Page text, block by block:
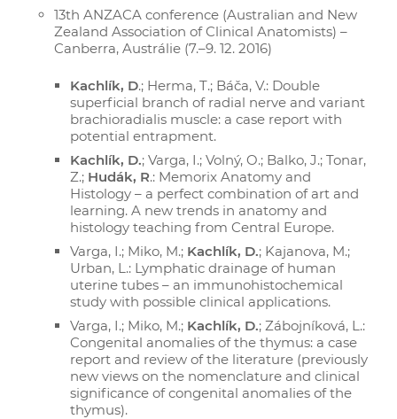
13th ANZACA conference (Australian and New
Zealand Association of Clinical Anatomists) –
Canberra, Austrálie (7.–9. 12. 2016)
Kachlík, D.; Herma, T.; Báča, V.: Double
superficial branch of radial nerve and variant
brachioradialis muscle: a case report with
potential entrapment.
Kachlík, D.; Varga, I.; Volný, O.; Balko, J.; Tonar,
Z.; Hudák, R.: Memorix Anatomy and
Histology – a perfect combination of art and
learning. A new trends in anatomy and
histology teaching from Central Europe.
Varga, I.; Miko, M.; Kachlík, D.; Kajanova, M.;
Urban, L.: Lymphatic drainage of human
uterine tubes – an immunohistochemical
study with possible clinical applications.
Varga, I.; Miko, M.; Kachlík, D.; Zábojníková, L.:
Congenital anomalies of the thymus: a case
report and review of the literature (previously
new views on the nomenclature and clinical
significance of congenital anomalies of the
thymus).